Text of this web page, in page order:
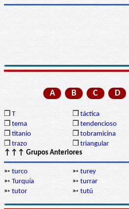
A B C D
❒ T ❒ táctica
❒ tema ❒ tendencioso
❒ titanio ❒ tobramicina
❒ trazo ❒ triangular
↑↑↑ Grupos Anteriores
➳ turco ➳ turey
➳ Turquía ➳ turrar
➳ tutor ➳ tutú